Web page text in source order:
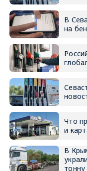
В
на
Что
и
В